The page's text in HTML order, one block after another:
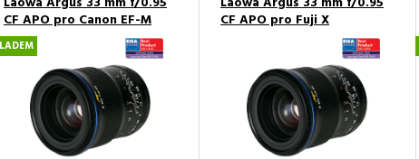
CF APO pro Canon EF-M
CF APO pro Fuji X